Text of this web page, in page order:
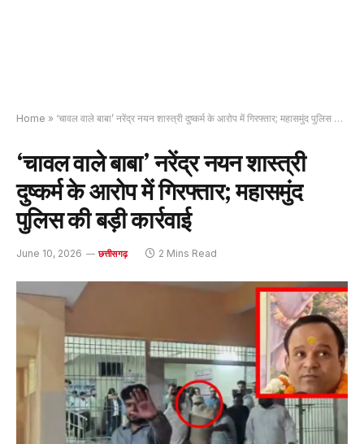
Home » ‘चावल वाले बाबा’ नरेंद्र नयन शास्त्री दुष्कर्म के आरोप में गिरफ्तार; महासमुंद पुलिस की बड़ी कार्रवाई
‘चावल वाले बाबा’ नरेंद्र नयन शास्त्री
दुष्कर्म के आरोप में गिरफ्तार; महासमुंद
पुलिस की बड़ी कार्रवाई
June 10, 2026 छत्तीसगढ़ 2 Mins Read